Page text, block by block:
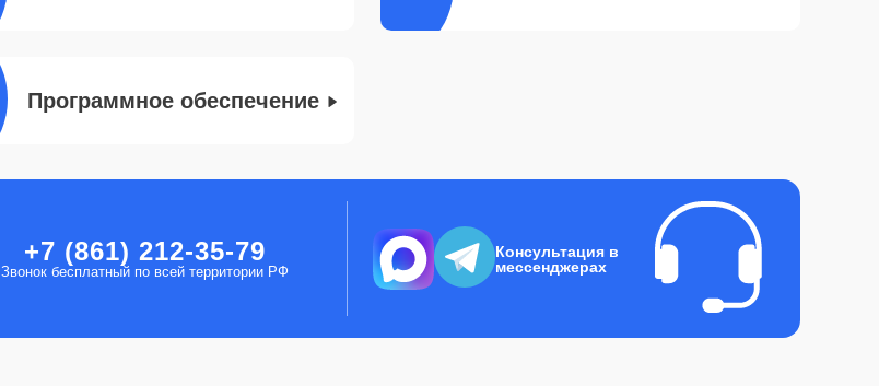
Программное обеспечение
+7 (861) 212-35-79
Звонок бесплатный по всей территории РФ
Консультация в
мессенджерах